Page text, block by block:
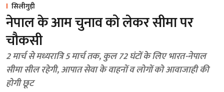
सिलीगुड़ी
नेपाल के आम चुनाव को लेकर सीमा पर
चौकसी
2 मार्च से मध्यरात्रि 5 मार्च तक, कुल 72 घंटों के लिए भारत-नेपाल
सीमा सील रहेगी, आपात सेवा के वाहनों व लोगों को आवाजाही की
होगी छूट